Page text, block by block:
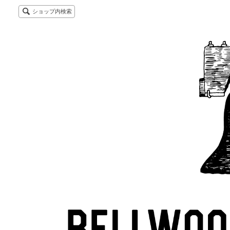
ショップ内検索